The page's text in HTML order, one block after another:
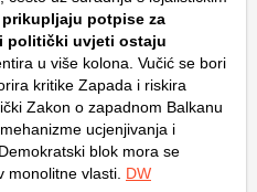
prikupljaju potpise za
politički uvjeti ostaju
u više kolona. Vučić se bori
kritike Zapada i riskira
Zakon o zapadnom Balkanu
ucjenjivanja i
blok mora se
monolitne vlasti. DW